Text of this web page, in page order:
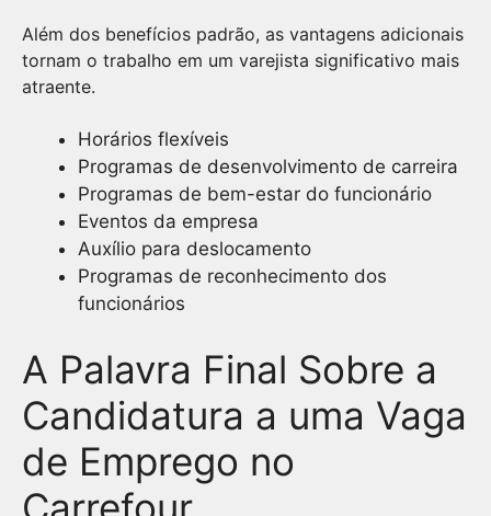
Além dos benefícios padrão, as vantagens adicionais
tornam o trabalho em um varejista significativo mais
atraente.
Horários flexíveis
Programas de desenvolvimento de carreira
Programas de bem-estar do funcionário
Eventos da empresa
Auxílio para deslocamento
Programas de reconhecimento dos
funcionários
A Palavra Final Sobre a
Candidatura a uma Vaga
de Emprego no
Carrefour